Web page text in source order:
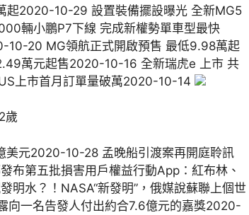
起2020-10-29 設置裝備擺設曝光 全新MG5
輛小鵬P7下線 完成新權勢單車型最快
10-20 MG領航正式開啟預售 最低9.98萬起
萬元起售2020-10-16 全新瑞虎e 上市 共
上市首月訂單量破萬2020-10-14
歲
美元2020-10-28 孟晚船引渡案再開庭聆訊
布第五批損害用戶權益行動App：紅布林、
水？！NASA“新發明”，俄媒說蘇聯上個世
一名告發人付出約合7.6億元的嘉獎2020-